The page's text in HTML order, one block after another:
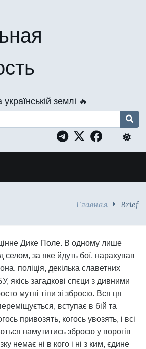
землі 🔥
Главная Brief
Дике Поле. В одному лише
селом, за яке йдуть бої, нарахував
поліція, декілька славетних
якісь загадкові спєци з дивними
мутні тіпи зі зброєю. Вся ця
вступає в бій та
привозять, когось увозять, і всі
намутитись зброєю у ворогів
немає ні в кого і ні з ким, єдине